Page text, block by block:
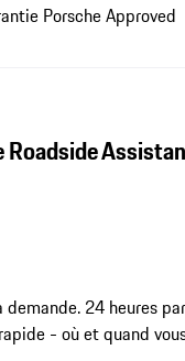
Porsche Approved
Roadside
24 heures
- où et quand